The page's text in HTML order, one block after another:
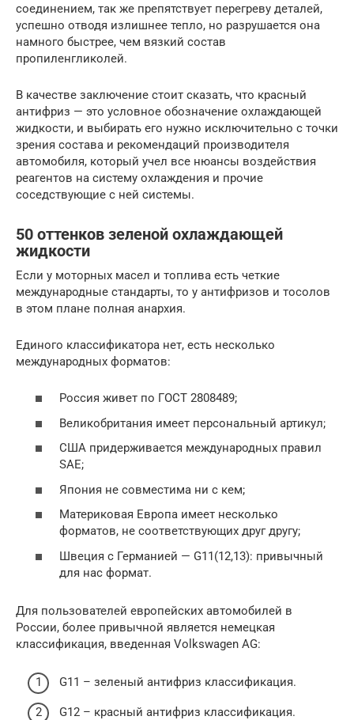
соединением, так же препятствует перегреву деталей,
успешно отводя излишнее тепло, но разрушается она
намного быстрее, чем вязкий состав
пропиленгликолей.
В качестве заключение стоит сказать, что красный
антифриз — это условное обозначение охлаждающей
жидкости, и выбирать его нужно исключительно с точки
зрения состава и рекомендаций производителя
автомобиля, который учел все нюансы воздействия
реагентов на систему охлаждения и прочие
соседствующие с ней системы.
50 оттенков зеленой охлаждающей
жидкости
Если у моторных масел и топлива есть четкие
международные стандарты, то у антифризов и тосолов
в этом плане полная анархия.
Единого классификатора нет, есть несколько
международных форматов:
Россия живет по ГОСТ 2808489;
Великобритания имеет персональный артикул;
США придерживается международных правил
SAE;
Япония не совместима ни с кем;
Материковая Европа имеет несколько
форматов, не соответствующих друг другу;
Швеция c Германией — G11(12,13): привычный
для нас формат.
Для пользователей европейских автомобилей в
России, более привычной является немецкая
классификация, введенная Volkswagen AG:
G11 – зеленый антифриз классификация.
G12 – красный антифриз классификация.